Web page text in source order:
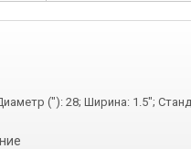
("): 28; Ширина: 1.5";